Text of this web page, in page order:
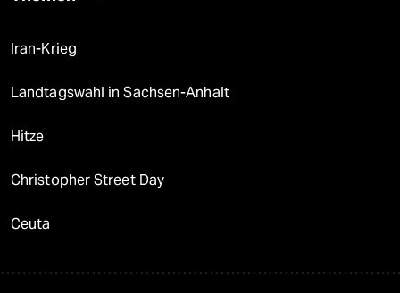
Iran-Krieg
Landtagswahl in Sachsen-Anhalt
Hitze
Christopher Street Day
Ceuta